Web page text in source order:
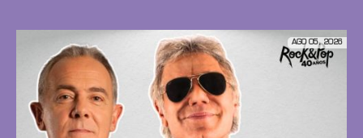
AGO 05, 2026